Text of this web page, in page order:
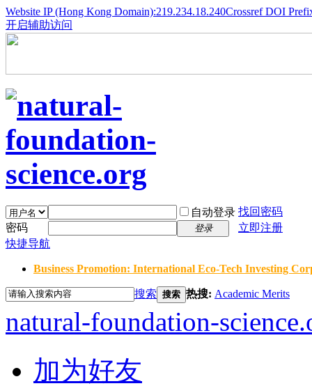
Website IP (Hong Kong Domain):219.234.18.240Crossref DOI
开启辅助访问
自动登录 找回密码
密码
登录
立即注册
快捷导航
Business Promotion: International Eco-Tech Investing
搜索 搜索 热搜: Academic Merits
natural-foundation-
加为好友